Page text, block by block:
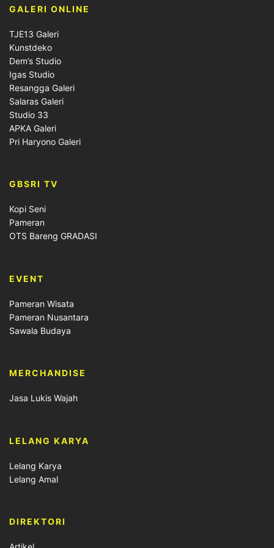
GALERI ONLINE
TJE13 Galeri
Kunstdeko
Dem’s Studio
Igas Studio
Resangga Galeri
Salaras Galeri
Studio 33
APKA Galeri
Pri Haryono Galeri
GBSRI TV
Kopi Seni
Pameran
OTS Bareng GRADASI
EVENT
Pameran Wisata
Pameran Nusantara
Sawala Budaya
MERCHANDISE
Jasa Lukis Wajah
LELANG KARYA
Lelang Karya
Lelang Amal
DIREKTORI